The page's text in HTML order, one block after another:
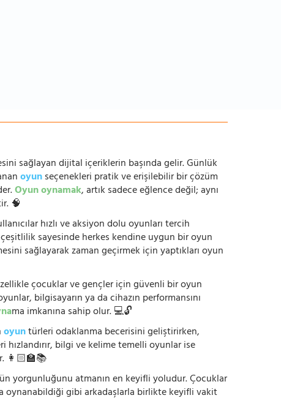
sağlayan dijital içeriklerin başında gelir. Günlük
oyunseçenekleri pratik ve erişilebilir bir çözüm
Oyun oynamak, artık sadece eğlence değil; aynı
🧠
hızlı ve aksiyon dolu oyunları tercih
çeşitlilik sayesinde herkes kendine uygun bir oyun
sağlayarak zaman geçirmek için yaptıkları oyun
çocuklar ve gençler için güvenli bir oyun
bilgisayarın ya da cihazın performansını
ma imkanına sahip olur. 💻🔓
oyuntürleri odaklanma becerisini geliştirirken,
bilgi ve kelime temelli oyunlar ise
👩🏻‍🏫📚
yorgunluğunu atmanın en keyifli yoludur. Çocuklar
oynanabildiği gibi arkadaşlarla birlikte keyifli vakit